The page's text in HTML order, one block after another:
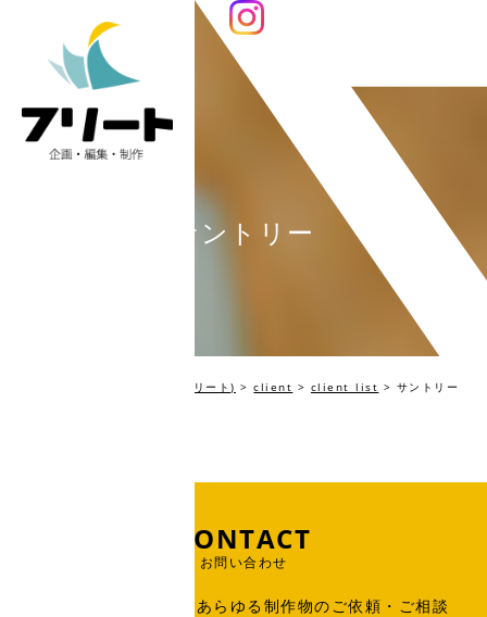
サントリー
編集プロダクション Fleet(フリート) >client > client_list > サントリー
CONTACT
お問い合わせ
出版物、広告、WEB、あらゆる制作物のご依頼・ご相談